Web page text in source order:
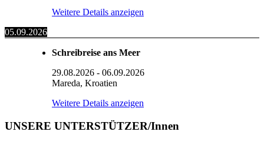
Weitere Details anzeigen
05.09.2026
Schreibreise ans Meer
29.08.2026 - 06.09.2026
Mareda, Kroatien
Weitere Details anzeigen
UNSERE UNTERSTÜTZER/Innen